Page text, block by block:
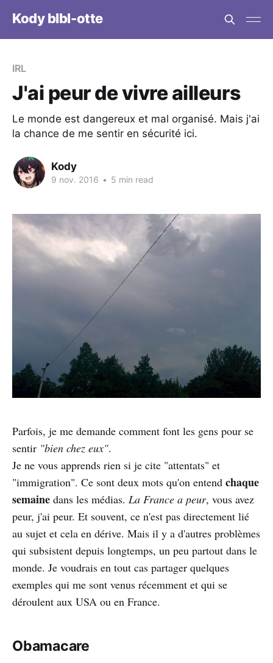
Kody blbl-otte
IRL
J'ai peur de vivre ailleurs
Le monde est dangereux et mal organisé. Mais j'ai
la chance de me sentir en sécurité ici.
Kody
9 nov. 2016 • 5 min read
Parfois, je me demande comment font les gens pour se
sentir "bien chez eux".
Je ne vous apprends rien si je cite "attentats" et
"immigration". Ce sont deux mots qu'on entend chaque
semaine dans les médias. La France a peur, vous avez
peur, j'ai peur. Et souvent, ce n'est pas directement lié
au sujet et cela en dérive. Mais il y a d'autres problèmes
qui subsistent depuis longtemps, un peu partout dans le
monde. Je voudrais en tout cas partager quelques
exemples qui me sont venus récemment et qui se
déroulent aux USA ou en France.
Obamacare